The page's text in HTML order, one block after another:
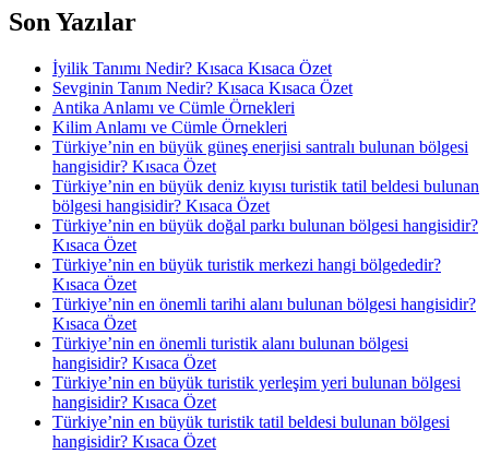
Son Yazılar
İyilik Tanımı Nedir? Kısaca Kısaca Özet
Sevginin Tanım Nedir? Kısaca Kısaca Özet
Antika Anlamı ve Cümle Örnekleri
Kilim Anlamı ve Cümle Örnekleri
Türkiye’nin en büyük güneş enerjisi santralı bulunan bölgesi
hangisidir? Kısaca Özet
Türkiye’nin en büyük deniz kıyısı turistik tatil beldesi bulunan
bölgesi hangisidir? Kısaca Özet
Türkiye’nin en büyük doğal parkı bulunan bölgesi hangisidir?
Kısaca Özet
Türkiye’nin en büyük turistik merkezi hangi bölgededir?
Kısaca Özet
Türkiye’nin en önemli tarihi alanı bulunan bölgesi hangisidir?
Kısaca Özet
Türkiye’nin en önemli turistik alanı bulunan bölgesi
hangisidir? Kısaca Özet
Türkiye’nin en büyük turistik yerleşim yeri bulunan bölgesi
hangisidir? Kısaca Özet
Türkiye’nin en büyük turistik tatil beldesi bulunan bölgesi
hangisidir? Kısaca Özet